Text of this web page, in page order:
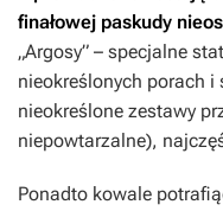
finałowej paskudy
„Argosy” – specjalne
nieokreślonych porach
nieokreślone zestawy
niepowtarzalne),
Ponadto kowale